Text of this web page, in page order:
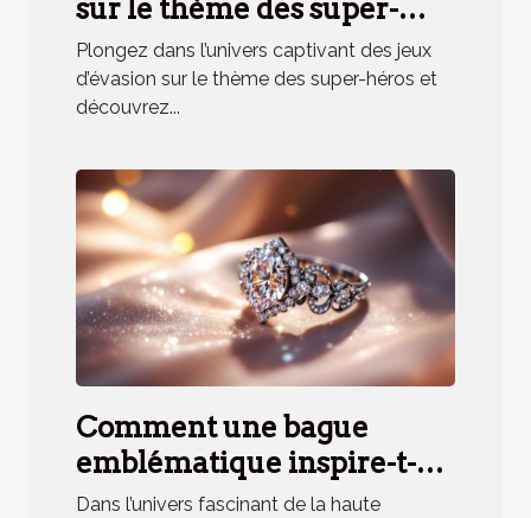
sur le thème des super-
héros renforce la cohésion
d'équipe ?
Plongez dans l’univers captivant des jeux
d’évasion sur le thème des super-héros et
découvrez...
Comment une bague
emblématique inspire-t-
elle un parfum unique ?
Dans l’univers fascinant de la haute